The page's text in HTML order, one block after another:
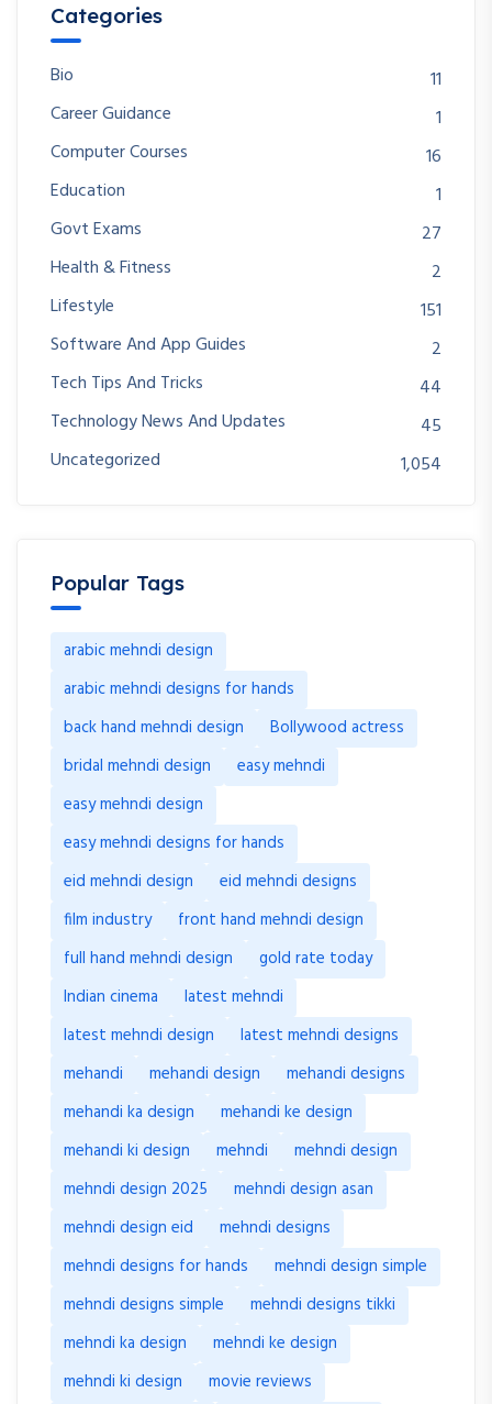
Categories
Bio
11
Career Guidance
1
Computer Courses
16
Education
1
Govt Exams
27
Health & Fitness
2
Lifestyle
151
Software And App Guides
2
Tech Tips And Tricks
44
Technology News And Updates
45
Uncategorized
1,054
Popular Tags
arabic mehndi design
arabic mehndi designs for hands
back hand mehndi design
Bollywood actress
bridal mehndi design
easy mehndi
easy mehndi design
easy mehndi designs for hands
eid mehndi design
eid mehndi designs
film industry
front hand mehndi design
full hand mehndi design
gold rate today
Indian cinema
latest mehndi
latest mehndi design
latest mehndi designs
mehandi
mehandi design
mehandi designs
mehandi ka design
mehandi ke design
mehandi ki design
mehndi
mehndi design
mehndi design 2025
mehndi design asan
mehndi design eid
mehndi designs
mehndi designs for hands
mehndi design simple
mehndi designs simple
mehndi designs tikki
mehndi ka design
mehndi ke design
mehndi ki design
movie reviews